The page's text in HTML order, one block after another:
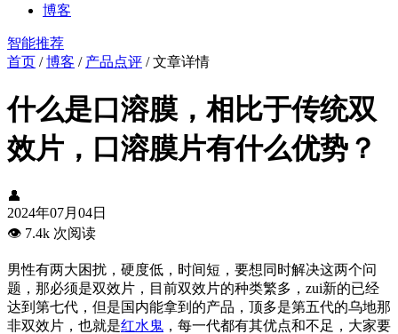
博客
智能推荐
首页 /博客 / 产品点评 /文章详情
什么是口溶膜，相比于传统双
效片，口溶膜片有什么优势？
👤
2024年07月04日
👁️ 7.4k 次阅读
男性有两大困扰，硬度低，时间短，要想同时解决这两个问
题，那必须是双效片，目前双效片的种类繁多，zui新的已经
达到第七代，但是国内能拿到的产品，顶多是第五代的乌地那
非双效片，也就是红水鬼 ，每一代都有其优点和不足，大家要